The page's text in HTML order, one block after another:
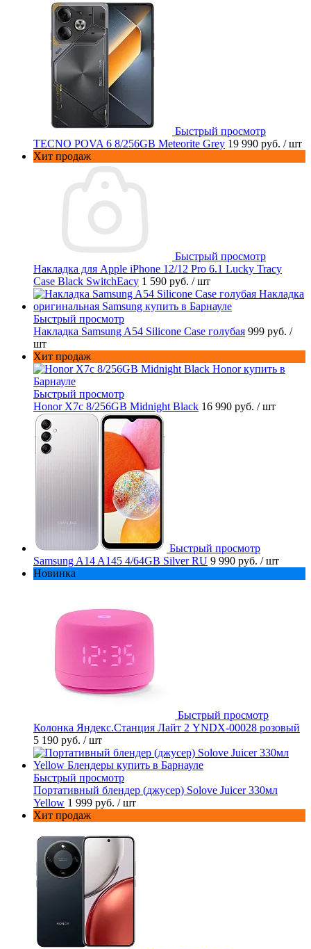
Быстрый просмотр
TECNO POVA 6 8/256GB Meteorite Grey 19 990 руб. / шт
Хит продаж
Быстрый просмотр
Накладка для Apple iPhone 12/12 Pro 6.1 Lucky Tracy
Case Black SwitchEacy 1 590 руб. / шт
Быстрый просмотр
Накладка Samsung A54 Silicone Case голубая 999 руб. /
шт
Хит продаж
Быстрый просмотр
Honor X7c 8/256GB Midnight Black 16 990 руб. / шт
Быстрый просмотр
Samsung A14 A145 4/64GB Silver RU 9 990 руб. / шт
Новинка
Быстрый просмотр
Колонка Яндекс.Станция Лайт 2 YNDX-00028 розовый
5 190 руб. / шт
Быстрый просмотр
Портативный блендер (джусер) Solove Juicer 330мл
Yellow 1 999 руб. / шт
Хит продаж